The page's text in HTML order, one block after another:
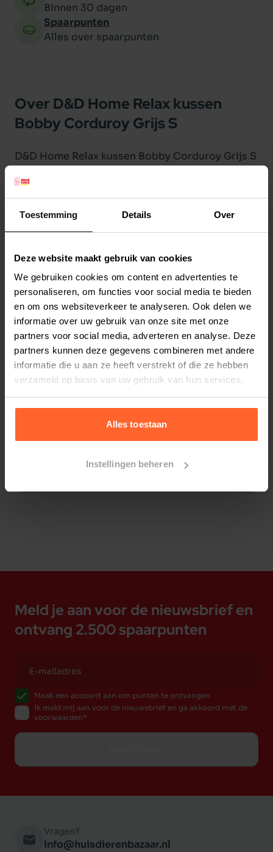
Toestemming Details Over
Deze website maakt gebruik van cookies
We gebruiken cookies om content en advertenties te
personaliseren, om functies voor social media te bieden
en om ons websiteverkeer te analyseren. Ook delen we
informatie over uw gebruik van onze site met onze
partners voor social media, adverteren en analyse. Deze
partners kunnen deze gegevens combineren met andere
informatie die u aan ze heeft verstrekt of die ze hebben
verzameld op basis van uw gebruik van hun services.
Alles toestaan
Instellingen beheren
Binnen 30 dagen
Spaarpunten
Alles over spaarpunten
Over D&D Home Relax kussen
Bobby Corduroy Grijs S
D&D Home Relax kussen Bobby Corduroy Grijs S
bestaat uit een stevige polyfill wat er voor zorgt
dat het kussen zijn vorm behoud en extra
comfort biedt. Middels een ritssluiting is de
hoes uitwasbaar waardoor deze zijn uitstraling
kan behouden.
De voordelen van dit ligkussen:
Zalig zacht kussen in ribstof uitgevoerd
Met anti-slip bodem en afgewerkt met leder tag
Stevig gevuld met polyfill
Hoes mag in de wasmachine
Afmeting: 50 x 50 x 11 cm.
op de laatste interieurtrends. Het biedt
Productspecificaties
Stel uw bestelherinnering in:(2 weken)
Elke
2 weken
Elke
4 weken
Elke
6 weken
Elke
Elke
Elke
Meld je aan voor de nieuwsbrief en
ontvang 2.500 spaarpunten
Maak een account aan om punten te ontvangen
Ik meld mij aan voor de nieuwsbrief en ga akkoord met de
voorwaarden
Vragen?
info@huisdierenbazaar.nl